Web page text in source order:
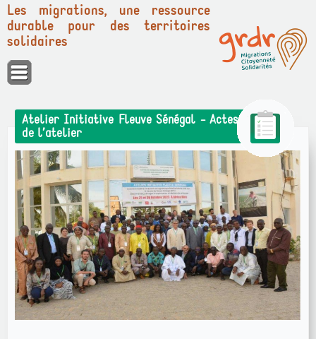
Panneau de gestion des cookies
Les migrations, une ressource
durable pour des territoires
solidaires
Atelier Initiative Fleuve Sénégal - Actes
de l’atelier